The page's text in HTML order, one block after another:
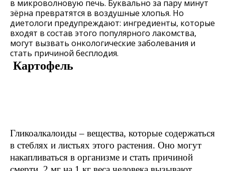
в микроволновую печь. Буквально за пару минут
зёрна превратятся в воздушные хлопья. Но
диетологи предупреждают: ингредиенты, которые
входят в состав этого популярного лакомства,
могут вызвать онкологические заболевания и
стать причиной бесплодия.
Картофель
Гликоалкалоиды – вещества, которые содержаться
в стеблях и листьях этого растения. Оно могут
накапливаться в организме и стать причиной